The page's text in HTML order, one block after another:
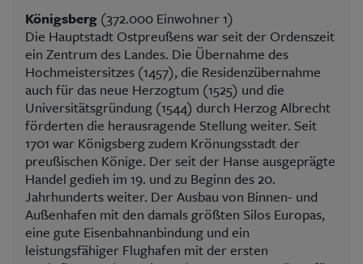
Königsberg (372.000 Einwohner 1)
Die Hauptstadt Ostpreußens war seit der Ordenszeit
ein Zentrum des Landes. Die Übernahme des
Hochmeistersitzes (1457), die Residenzübernahme
auch für das neue Herzogtum (1525) und die
Universitätsgründung (1544) durch Herzog Albrecht
förderten die herausragende Stellung weiter. Seit
1701 war Königsberg zudem Krönungsstadt der
preußischen Könige. Der seit der Hanse ausgeprägte
Handel gedieh im 19. und zu Beginn des 20.
Jahrhunderts weiter. Der Ausbau von Binnen- und
Außenhafen mit den damals größten Silos Europas,
eine gute Eisenbahnanbindung und ein
leistungsfähiger Flughafen mit der ersten